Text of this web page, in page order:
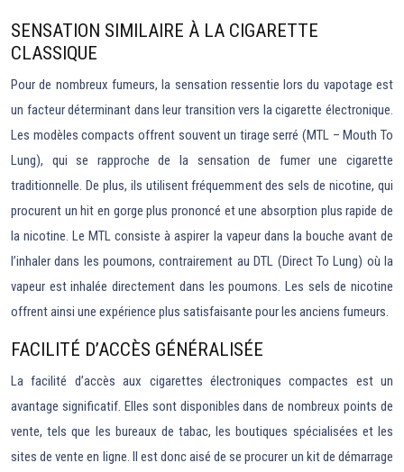
SENSATION SIMILAIRE À LA CIGARETTE
CLASSIQUE
Pour de nombreux fumeurs, la sensation ressentie lors du vapotage est
un facteur déterminant dans leur transition vers la cigarette électronique.
Les modèles compacts offrent souvent un tirage serré (MTL – Mouth To
Lung), qui se rapproche de la sensation de fumer une cigarette
traditionnelle. De plus, ils utilisent fréquemment des sels de nicotine, qui
procurent un hit en gorge plus prononcé et une absorption plus rapide de
la nicotine. Le MTL consiste à aspirer la vapeur dans la bouche avant de
l’inhaler dans les poumons, contrairement au DTL (Direct To Lung) où la
vapeur est inhalée directement dans les poumons. Les sels de nicotine
offrent ainsi une expérience plus satisfaisante pour les anciens fumeurs.
FACILITÉ D’ACCÈS GÉNÉRALISÉE
La facilité d’accès aux cigarettes électroniques compactes est un
avantage significatif. Elles sont disponibles dans de nombreux points de
vente, tels que les bureaux de tabac, les boutiques spécialisées et les
sites de vente en ligne. Il est donc aisé de se procurer un kit de démarrage